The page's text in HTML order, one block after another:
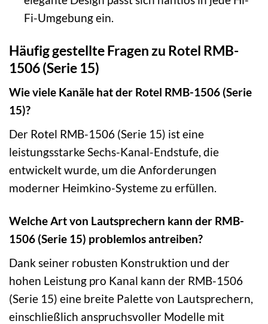
Fi-Umgebung ein.
Häufig gestellte Fragen zu Rotel RMB-
1506 (Serie 15)
Wie viele Kanäle hat der Rotel RMB-1506 (Serie
15)?
Der Rotel RMB-1506 (Serie 15) ist eine
leistungsstarke Sechs-Kanal-Endstufe, die
entwickelt wurde, um die Anforderungen
moderner Heimkino-Systeme zu erfüllen.
Welche Art von Lautsprechern kann der RMB-
1506 (Serie 15) problemlos antreiben?
Dank seiner robusten Konstruktion und der
hohen Leistung pro Kanal kann der RMB-1506
(Serie 15) eine breite Palette von Lautsprechern,
einschließlich anspruchsvoller Modelle mit